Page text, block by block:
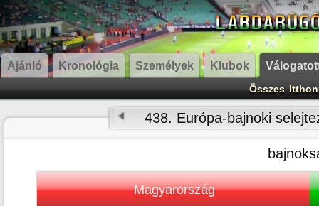
Ajánló Kronológia Személyek Klubok
Összes Itthon
438. Európa-bajnoki
Magyarország